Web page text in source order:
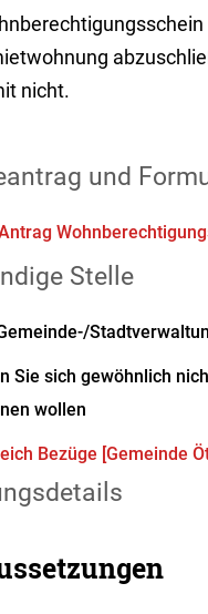
nicht.
und
Stelle
Sie sich gewöhnlich
wollen
Bezüge [Gemeinde